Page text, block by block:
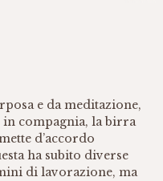
e da meditazione,
in compagnia, la birra
d’accordo
ha subito diverse
di lavorazione, ma